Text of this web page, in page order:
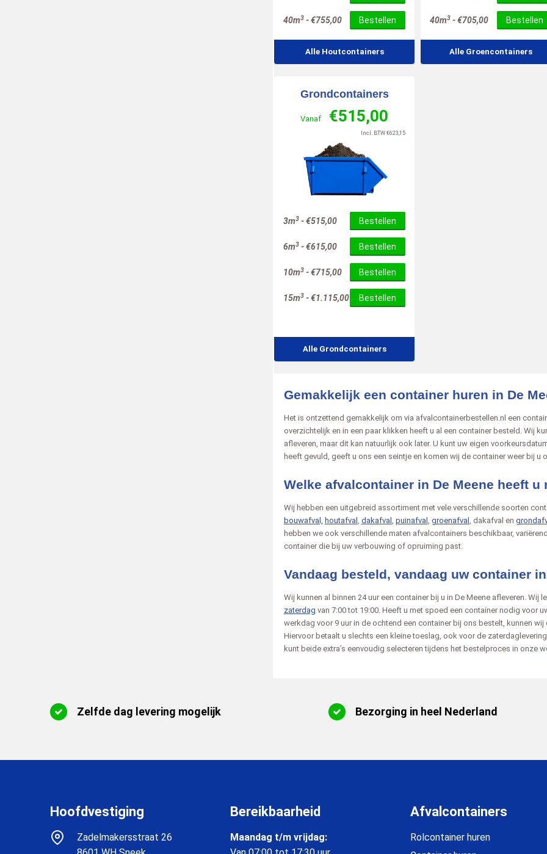
40m3 -€755,00 Bestellen
Alle Houtcontainers
40m3 -€705,00 Bestellen
Alle Groencontainers
Grondcontainers
Vanaf €515,00
Incl. BTW€623,15
3m3 -€515,00 Bestellen
6m3 -€615,00 Bestellen
10m3 -€715,00 Bestellen
15m3 -€1.115,00 Bestellen
Alle Grondcontainers
Gemakkelijk een container huren in De
Het is ontzettend gemakkelijk om via afvalcontainerbestellen.nl een
overzichtelijk en in een paar klikken heeft u al een container besteld. Wij
afleveren, maar dit kan natuurlijk ook later. U kunt uw eigen
heeft gevuld, geeft u ons een seintje en komen wij de container weer bij u
Welke afvalcontainer in De Meene heeft u
Wij hebben een uitgebreid assortiment met vele verschillende soorten
bouwafval,
houtafval dakafval puinafval groenafval , dakafval en
hebben we ook verschillende maten afvalcontainers beschikbaar,
container die bij uw verbouwing of opruiming past.
Vandaag besteld, vandaag uw container
Wij kunnen al binnen 24 uur een container bij u in De Meene afleveren. Wij
zaterdag van 7:00 tot 19:00. Heeft u met spoed een container nodig voor
werkdag voor 9 uur in de ochtend een container bij ons bestelt, kunnen
Hiervoor betaalt u slechts een kleine toeslag, ook voor de
kunt beide extra’s eenvoudig selecteren tijdens het bestelproces in onze
Zelfde dag levering mogelijk Bezorging in heel Nederland
Hoofdvestiging
Zadelmakersstraat 26
Bereikbaarheid
Maandag t/m vrijdag:
Afvalcontainers
Rolcontainer huren